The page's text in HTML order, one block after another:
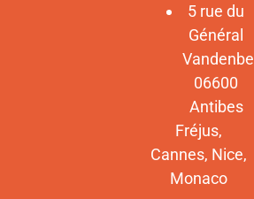
5 rue du
Général
06600
Antibes
Fréjus,
Cannes, Nice,
Monaco